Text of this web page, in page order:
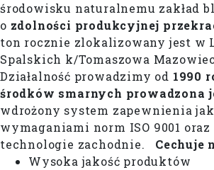
środowisku naturalnemu zakład
o zdolności produkcyjnej
ton rocznie zlokalizowany jest w
Spalskich k/Tomaszowa
Działalność prowadzimy od 1990
środków smarnych prowadzona
wdrożony system zapewnienia
wymaganiami norm ISO 9001 oraz
technologie zachodnie. Cechuje
Wysoka jakość produktów